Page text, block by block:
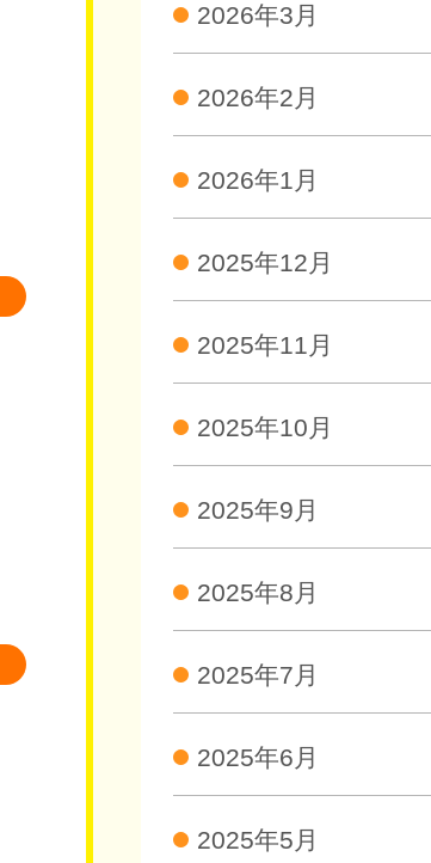
2026年3月
2026年2月
2026年1月
2025年12月
2025年11月
2025年10月
2025年9月
2025年8月
2025年7月
2025年6月
2025年5月